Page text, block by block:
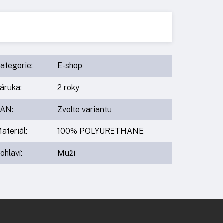
: E-shop
: 2 roky
: Zvolte variantu
: 100% POLYURETHANE
: Muži